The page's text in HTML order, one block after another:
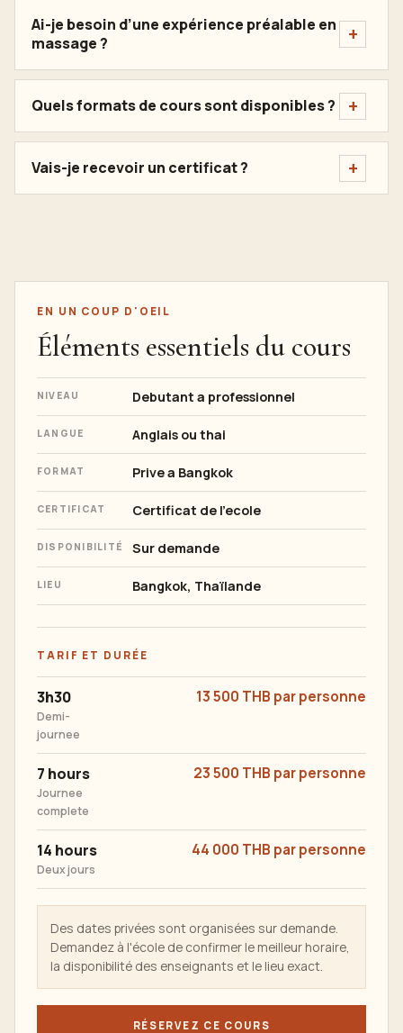
Ai-je besoin d’une expérience préalable en
massage ?
Quels formats de cours sont disponibles ?
Vais-je recevoir un certificat ?
EN UN COUP D'OEIL
Éléments essentiels du cours
NIVEAU Debutant a professionnel
LANGUE Anglais ou thai
FORMAT Prive a Bangkok
CERTIFICAT Certificat de l'ecole
DISPONIBILITÉ Sur demande
LIEU Bangkok, Thaïlande
TARIF ET DURÉE
3h30
Demi-
journee
13 500 THB par personne
7 hours
Journee
complete
23 500 THB par personne
14 hours
Deux jours
44 000 THB par personne
Des dates privées sont organisées sur demande.
Demandez à l'école de confirmer le meilleur horaire,
la disponibilité des enseignants et le lieu exact.
RÉSERVEZ CE COURS